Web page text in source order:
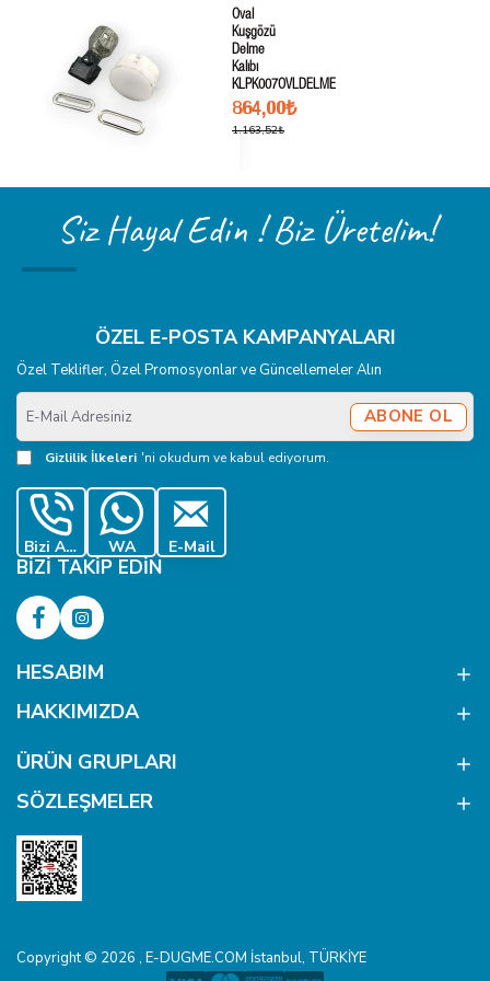
Oval
Kuşgözü
Delme
Kalıbı
KLPK007OVLDELME
864,00₺
1.163,52₺
Siz Hayal Edin ! Biz Üretelim!
ÖZEL E-POSTA KAMPANYALARI
Özel Teklifler, Özel Promosyonlar ve Güncellemeler Alın
E-
Mail
Adresiniz
ABONE OL
Gizlilik İlkeleri 'ni okudum ve kabul ediyorum.
Bizi Ara WA E-Mail
BIZI TAKIP EDIN
HESABIM
HAKKIMIZDA
ÜRÜN GRUPLARI
SÖZLEŞMELER
Copyright © 2026 , E-DUGME.COM İstanbul, TÜRKİYE